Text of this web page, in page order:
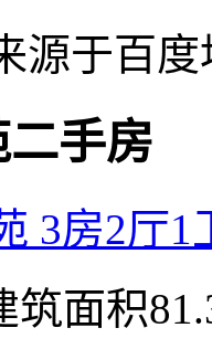
源于百
手房
3房2厅1
筑面积